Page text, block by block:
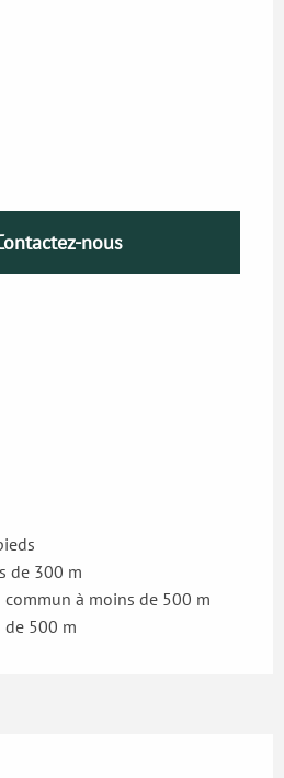
nous
de 300 m
à moins de 500 m
de 500 m